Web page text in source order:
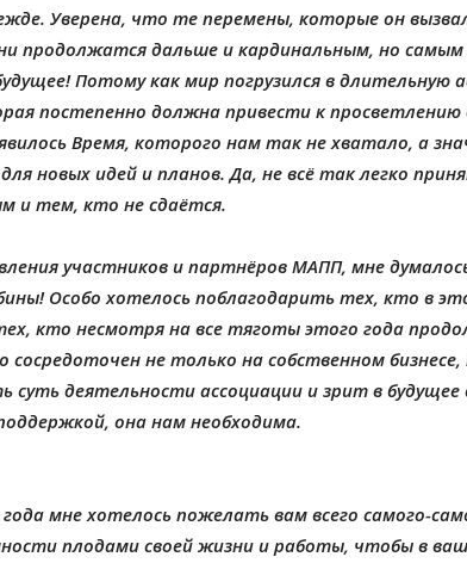
Уверена, что те перемены, которые он
продолжатся дальше и кардинальным, но
Потому как мир погрузился в длительную
постепенно должна привести к просветлению
Время, которого нам так не хватало, а
новых идей и планов. Да, не всё так легко
и тем, кто не сдаётся.
участников и партнёров МАПП, мне
Особо хотелось поблагодарить тех, кто в
кто несмотря на все тяготы этого года
не только на собственном бизнесе,
суть деятельности ассоциации и зрит в
она нам необходима.
года мне хотелось пожелать вам всего самого-
плодами своей жизни и работы, чтобы в